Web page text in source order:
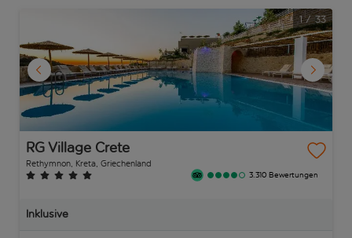
1 / 33
RG Village Crete
Rethymnon, Kreta, Griechenland
3.310 Bewertungen
Inklusive